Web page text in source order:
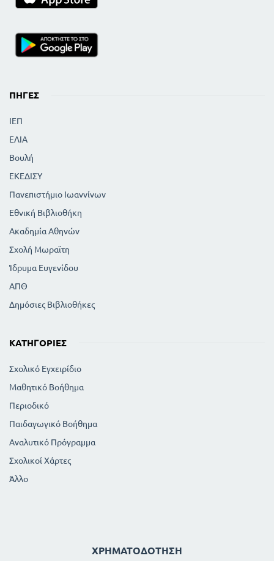
ΠΗΓΈΣ
ΙΕΠ
ΕΛΙΑ
Βουλή
ΕΚΕΔΙΣΥ
Πανεπιστήμιο Ιωαννίνων
Εθνική Βιβλιοθήκη
Ακαδημία Αθηνών
Σχολή Μωραϊτη
Ίδρυμα Ευγενίδου
ΑΠΘ
Δημόσιες Βιβλιοθήκες
ΚΑΤΗΓΟΡΊΕΣ
Σχολικό Εγχειρίδιο
Μαθητικό Βοήθημα
Περιοδικό
Παιδαγωγικό Βοήθημα
Αναλυτικό Πρόγραμμα
Σχολικοί Χάρτες
Άλλο
ΧΡΗΜΑΤΟΔΌΤΗΣΗ